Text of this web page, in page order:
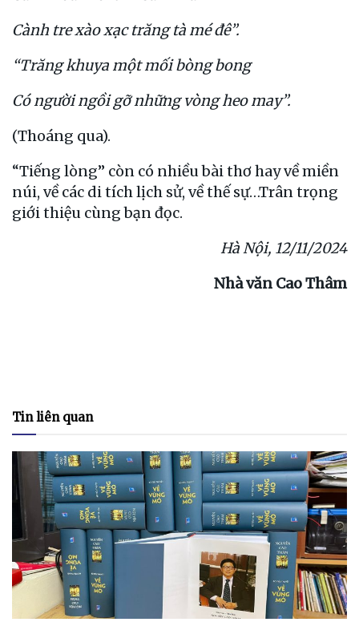
Cành tre xào xạc trăng tà mé đê”.
“Trăng khuya một mối bòng bong
Có người ngồi gỡ những vòng heo may”.
(Thoáng qua).
“Tiếng lòng” còn có nhiều bài thơ hay về miền
núi, về các di tích lịch sử, về thế sự…Trân trọng
giới thiệu cùng bạn đọc.
Hà Nội, 12/11/2024
Nhà văn Cao Thâm
Tin liên quan